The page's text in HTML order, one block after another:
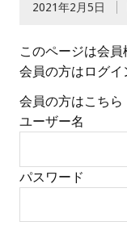
2021年2月5日
このページは会員
会員の方はログイ
会員の方はこちら
ユーザー名
パスワード